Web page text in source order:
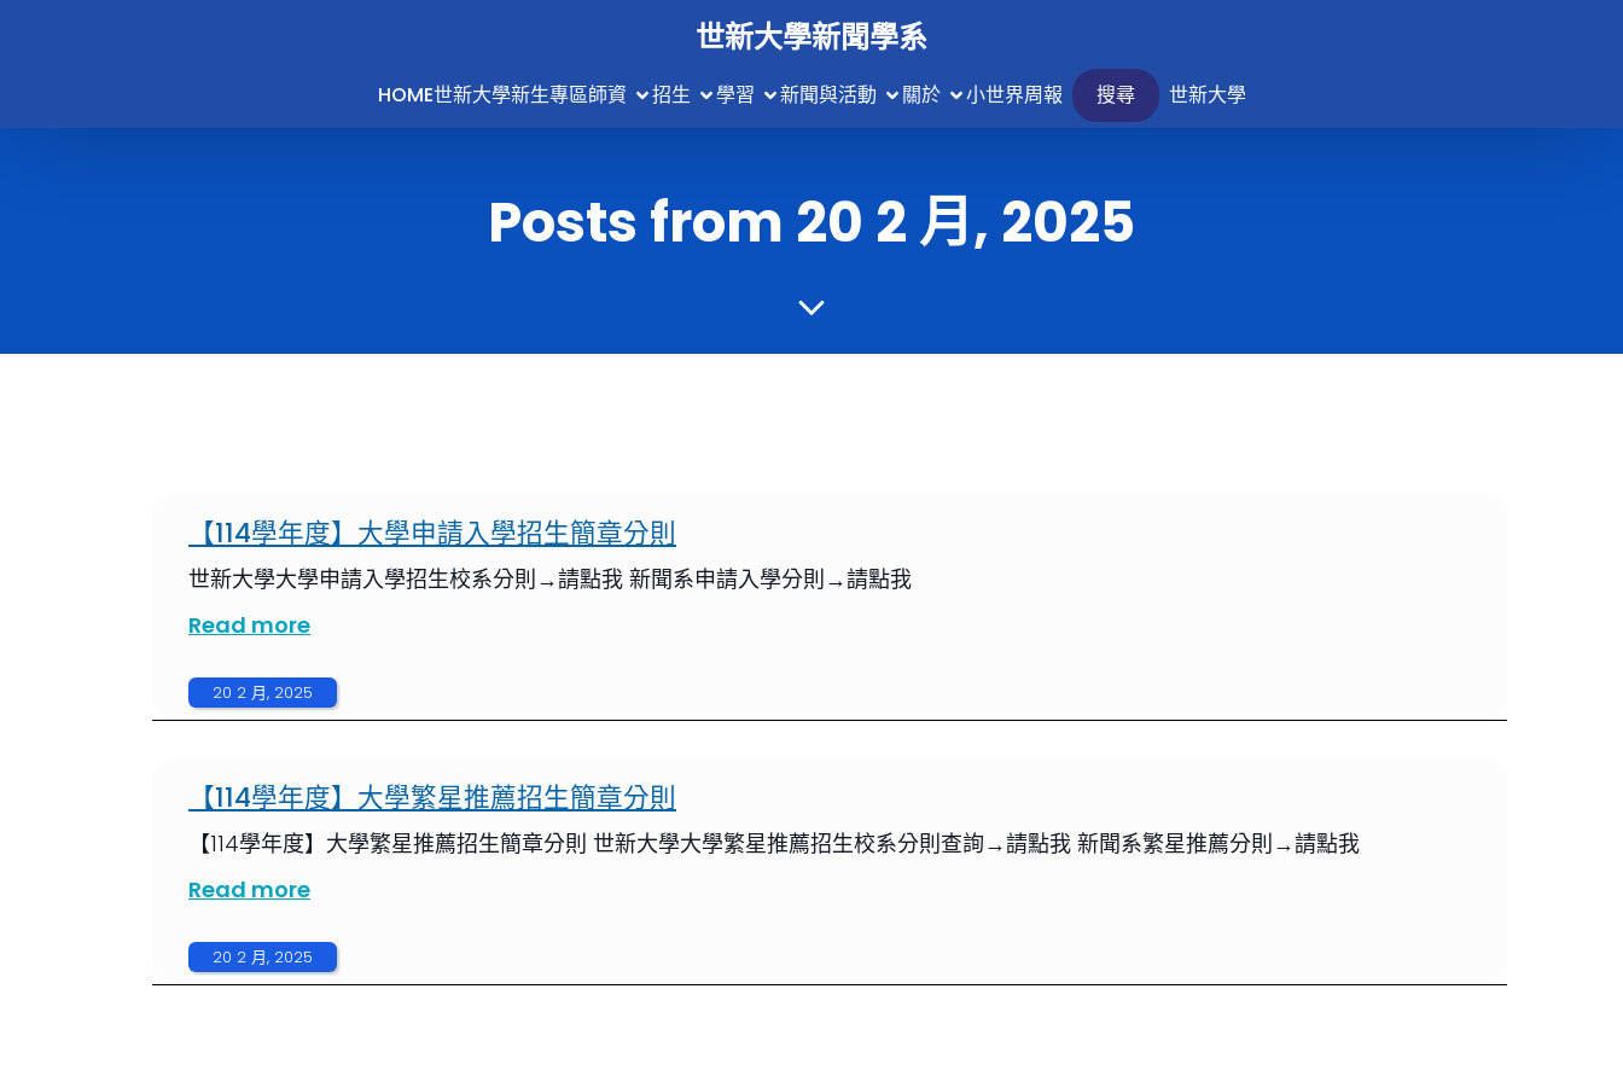
世新大學新聞學系
HOME世新大學新生專區師資 招生 學習 新聞與活動 關於 小世界周報 搜尋 世新大學
Posts from 20 2 月, 2025
【114學年度】大學申請入學招生簡章分則
世新大學大學申請入學招生校系分則→請點我 新聞系申請入學分則→請點我
Read more
20 2 月, 2025
【114學年度】大學繁星推薦招生簡章分則
【114學年度】大學繁星推薦招生簡章分則 世新大學大學繁星推薦招生校系分則查詢→請點我 新聞系繁星推薦分則→請點我
Read more
20 2 月, 2025